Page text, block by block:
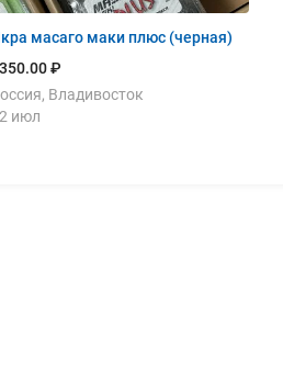
масаго маки плюс (черная)
₽
Владивосток
июл